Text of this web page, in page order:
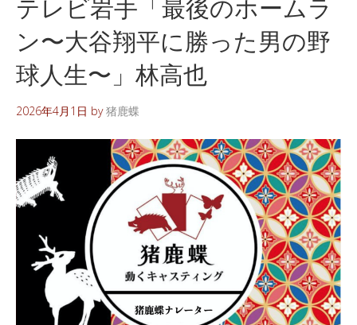
テレビ岩手「最後のホームラ
ン〜大谷翔平に勝った男の野
球人生〜」林高也
2026年4月1日 by猪鹿蝶